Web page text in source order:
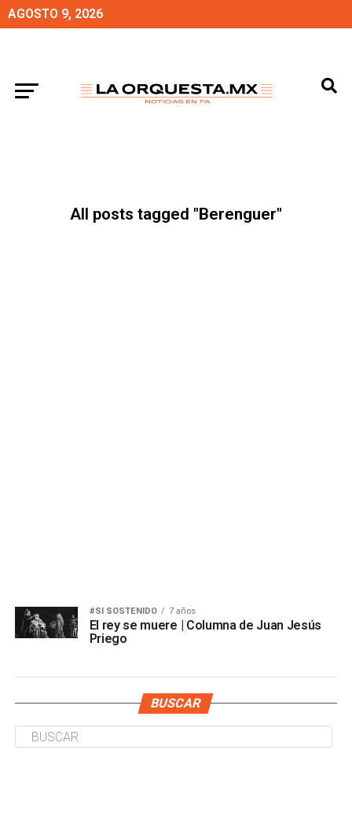
AGOSTO 9, 2026
All posts tagged "Berenguer"
#SI SOSTENIDO 7 años
El rey se muere | Columna de Juan Jesús
Priego
BUSCAR